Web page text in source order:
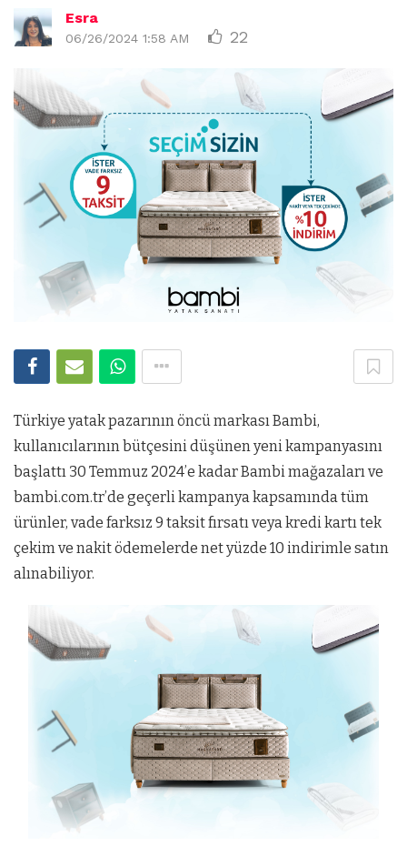
Esra
06/26/2024 1:58 AM 22
Türkiye yatak pazarının öncü markası Bambi,
kullanıcılarının bütçesini düşünen yeni kampanyasını
başlattı 30 Temmuz 2024’e kadar Bambi mağazaları ve
bambi.com.tr’de geçerli kampanya kapsamında tüm
ürünler, vade farksız 9 taksit fırsatı veya kredi kartı tek
çekim ve nakit ödemelerde net yüzde 10 indirimle satın
alınabiliyor.